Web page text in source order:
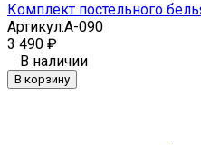
Комплект постельного
Артикул:A-090
3 490 ₽
В наличии
В корзину